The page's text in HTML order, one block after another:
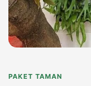
PAKET TAMAN